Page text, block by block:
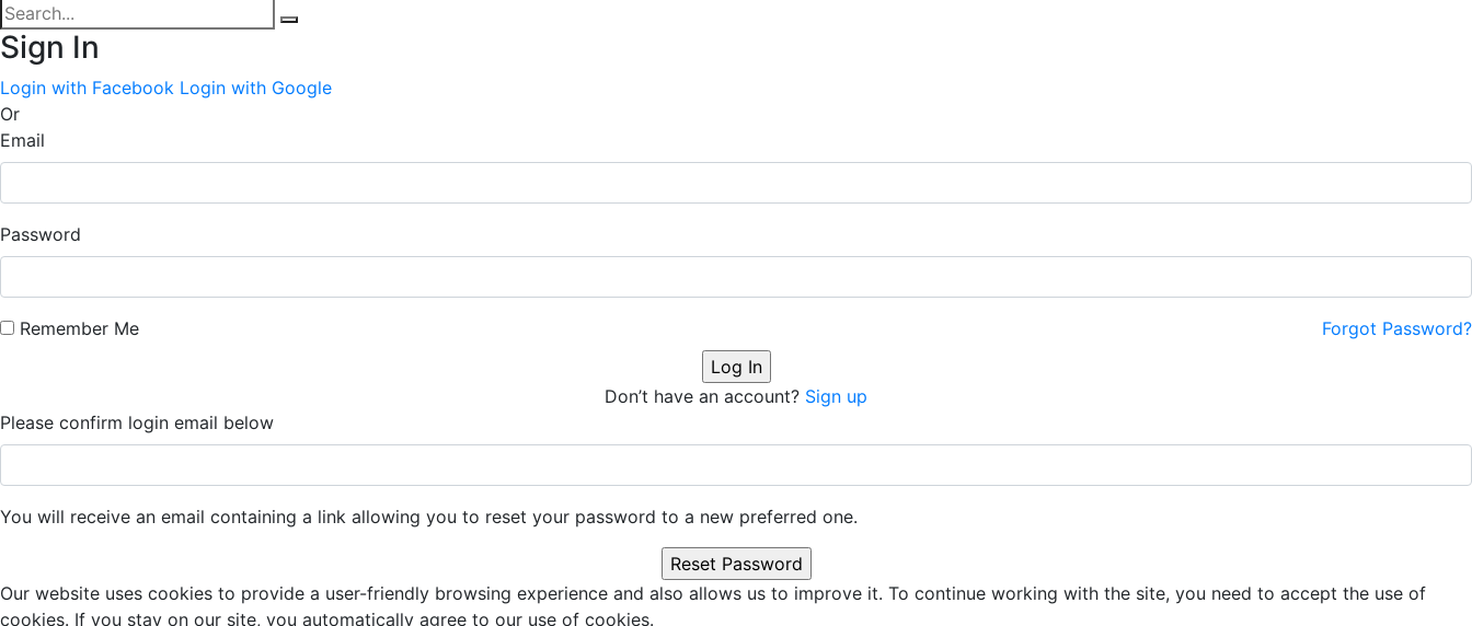
Sign In
Login with Facebook Login with Google
Or
Email
Password
Remember Me Forgot Password?
Don’t have an account? Sign up
Please confirm login email below
You will receive an email containing a link allowing you to reset your password to a new preferred one.
Our website uses cookies to provide a user-friendly browsing experience and also allows us to improve it. To continue working with the site, you need to accept the use of
cookies. If you stay on our site, you automatically agree to our use of cookies.